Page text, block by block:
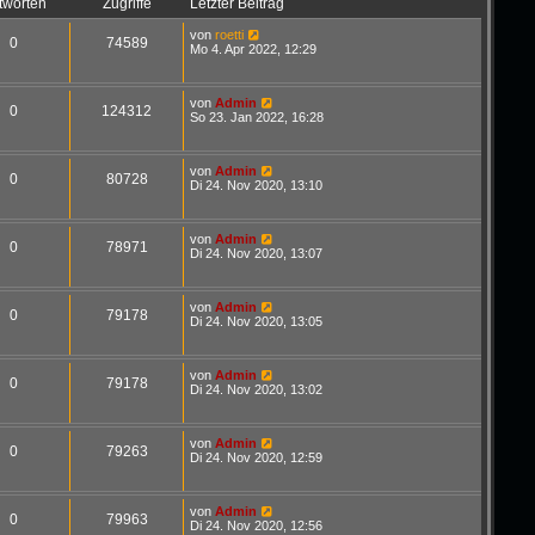
Zugriffe Letzter Beitrag
0 74589 vonroetti
Mo 4. Apr 2022, 12:29
0 124312 von Admin
So 23. Jan 2022, 16:28
0 80728 von Admin
Di 24. Nov 2020, 13:10
0 78971 von Admin
Di 24. Nov 2020, 13:07
0 79178 von Admin
Di 24. Nov 2020, 13:05
0 79178 von Admin
Di 24. Nov 2020, 13:02
0 79263 von Admin
Di 24. Nov 2020, 12:59
0 79963 von Admin
Di 24. Nov 2020, 12:56